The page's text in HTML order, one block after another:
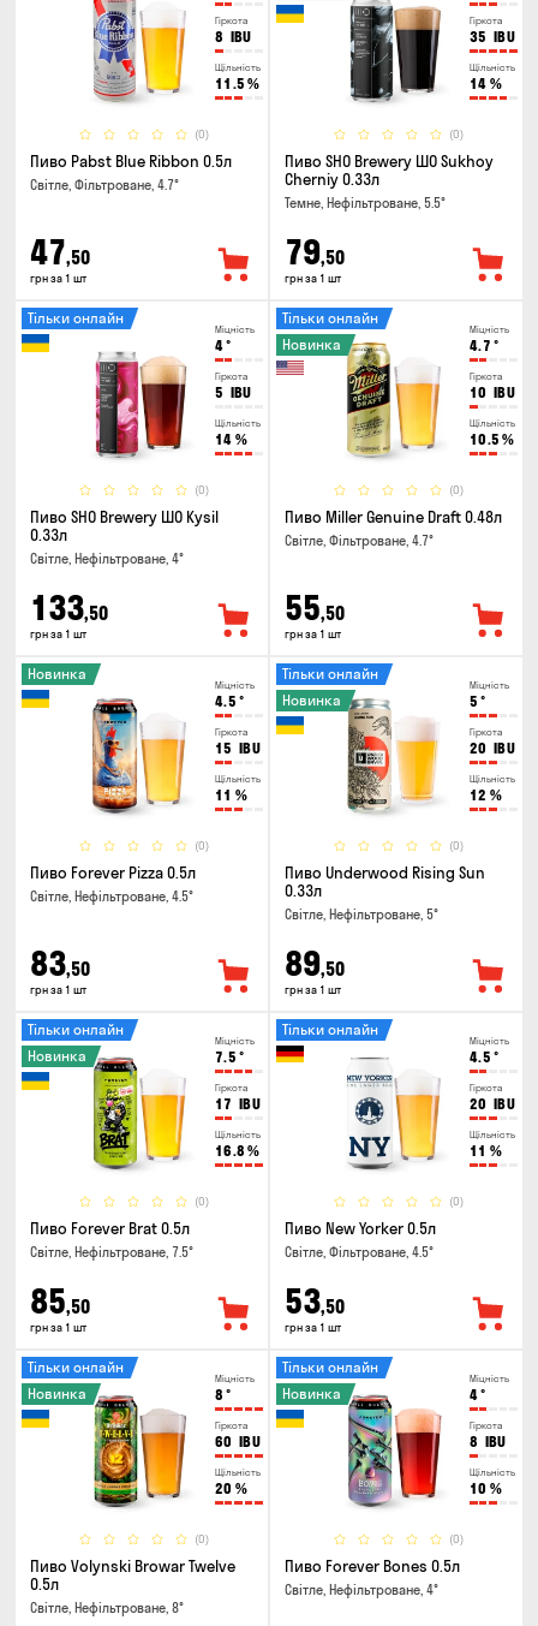
Гіркота
8 IBU
Щільність
11.5 %
(0)
Пиво Pabst Blue Ribbon 0.5л
Світле, Фільтроване, 4.7°
47,50
грн за 1 шт
Гіркота
35 IBU
Щільність
14 %
(0)
Пиво SHO Brewery ШО Sukhoy
Cherniy 0.33л
Темне, Нефільтроване, 5.5°
79,50
грн за 1 шт
Міцність
4°
Гіркота
5 IBU
Щільність
14 %
(0)
Тільки онлайн
Пиво SHO Brewery ШО Kysil
0.33л
Світле, Нефільтроване, 4°
133,50
грн за 1 шт
Міцність
4.7 °
Гіркота
10 IBU
Щільність
10.5 %
(0)
Тільки онлайн
Новинка
Пиво Miller Genuine Draft 0.48л
Світле, Фільтроване, 4.7°
55,50
грн за 1 шт
Міцність
4.5 °
Гіркота
15 IBU
Щільність
11 %
(0)
Новинка
Пиво Forever Pizza 0.5л
Світле, Нефільтроване, 4.5°
83,50
грн за 1 шт
Міцність
5 °
Гіркота
20 IBU
Щільність
12 %
(0)
Тільки онлайн
Новинка
Пиво Underwood Rising Sun
0.33л
Світле, Нефільтроване, 5°
89,50
грн за 1 шт
Міцність
7.5 °
Гіркота
17 IBU
Щільність
16.8 %
(0)
Тільки онлайн
Новинка
Пиво Forever Brat 0.5л
Світле, Нефільтроване, 7.5°
85,50
грн за 1 шт
Міцність
4.5 °
Гіркота
20 IBU
Щільність
11 %
(0)
Тільки онлайн
Пиво New Yorker 0.5л
Світле, Фільтроване, 4.5°
53,50
грн за 1 шт
Міцність
8 °
Гіркота
60 IBU
Щільність
20 %
(0)
Тільки онлайн
Новинка
Пиво Volynski Browar Twelve
0.5л
Світле, Нефільтроване, 8°
Міцність
4°
Гіркота
8 IBU
Щільність
10 %
(0)
Тільки онлайн
Новинка
Пиво Forever Bones 0.5л
Світле, Нефільтроване, 4°